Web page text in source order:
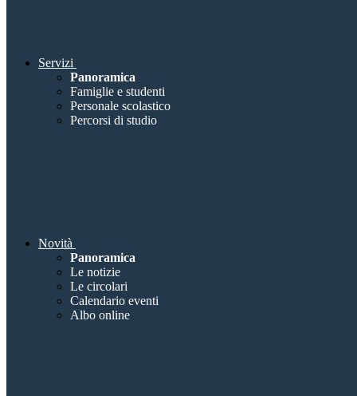
Servizi
Panoramica
Famiglie e studenti
Personale scolastico
Percorsi di studio
Novità
Panoramica
Le notizie
Le circolari
Calendario eventi
Albo online